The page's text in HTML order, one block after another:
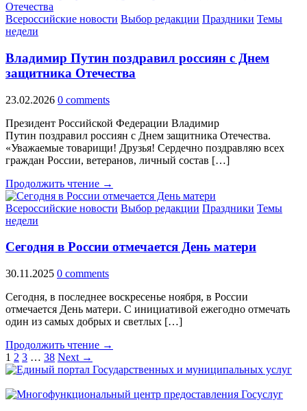
Всероссийские новости Выбор редакции Праздники Темы
недели
Владимир Путин поздравил россиян с Днем
защитника Отечества
23.02.2026 0 comments
Президент Российской Федерации Владимир
Путин поздравил россиян с Днем защитника Отечества.
«Уважаемые товарищи! Друзья! Сердечно поздравляю всех
граждан России, ветеранов, личный состав […]
Продолжить чтение →
Всероссийские новости Выбор редакции Праздники Темы
недели
Сегодня в России отмечается День матери
30.11.2025 0 comments
Сегодня, в последнее воскресенье ноября, в России
отмечается День матери. С инициативой ежегодно отмечать
один из самых добрых и светлых […]
Продолжить чтение →
1 2 3 … 38 Next →